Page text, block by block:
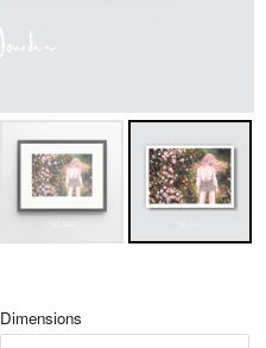
Dimensions